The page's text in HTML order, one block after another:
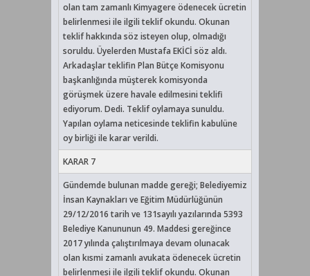
olan tam zamanlı Kimyagere ödenecek ücretin
belirlenmesi ile ilgili teklif okundu. Okunan
teklif hakkında söz isteyen olup, olmadığı
soruldu. Üyelerden Mustafa EKİCİ söz aldı.
Arkadaşlar teklifin Plan Bütçe Komisyonu
başkanlığında müşterek komisyonda
görüşmek üzere havale edilmesini teklifi
ediyorum. Dedi. Teklif oylamaya sunuldu.
Yapılan oylama neticesinde teklifin kabulüne
oy birliği ile karar verildi.
KARAR 7
Gündemde bulunan madde gereği; Belediyemiz
İnsan Kaynakları ve Eğitim Müdürlüğünün
29/12/2016 tarih ve 131sayılı yazılarında 5393
Belediye Kanununun 49. Maddesi gereğince
2017 yılında çalıştırılmaya devam olunacak
olan kısmi zamanlı avukata ödenecek ücretin
belirlenmesi ile ilgili teklif okundu. Okunan